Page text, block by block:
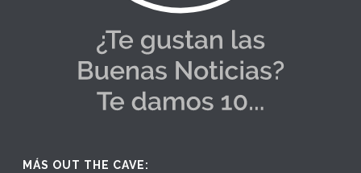
MÁS OUT THE CAVE: